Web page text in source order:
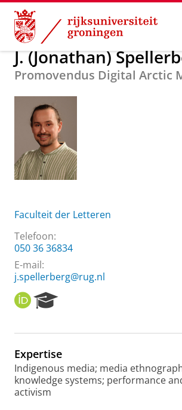
Skip
Content
Skip
Navigation
Over ons J. (Jonathan)
J. (Jonathan)
Promovendus Digital Arctic
Faculteit der Letteren
Telefoon:
050 36 36834
E-mail:
j.spellerberg@rug.nl
O
R
I
e
r
c
h
Expertise
Indigenous media; media
knowledge systems; performance
activism